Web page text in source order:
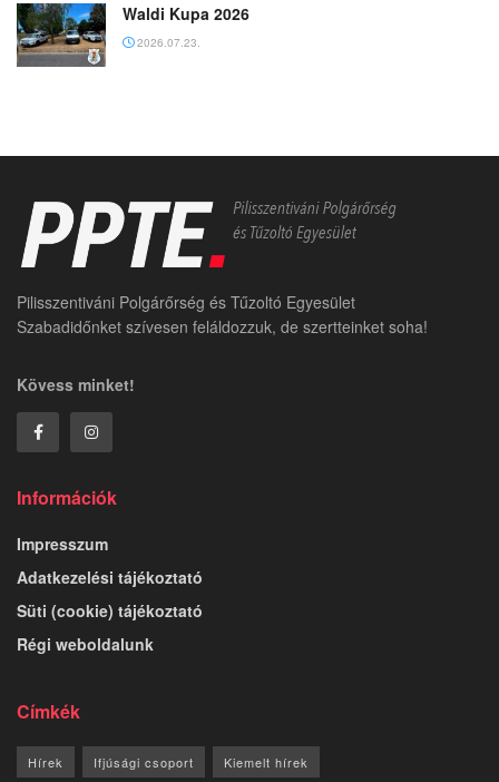
Waldi Kupa 2026
2026.07.23.
Pilisszentiváni Polgárőrség és Tűzoltó Egyesület
Szabadidőnket szívesen feláldozzuk, de szertteinket soha!
Kövess minket!
Információk
Impresszum
Adatkezelési tájékoztató
Süti (cookie) tájékoztató
Régi weboldalunk
Címkék
Hírek Ifjúsági csoport Kiemelt hírek